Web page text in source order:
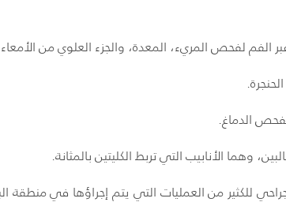
الفم لفحص المريء، المعدة، والجزء العلوي من الأمعاء
الدماغ.
وهما الأنابيب التي تربط الكليتين بالمثانة.
للكثير من العمليات التي يتم إجراؤها في منطقة